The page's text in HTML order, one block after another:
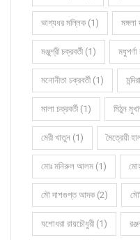
ভাগ্যধর মল্লিক (1)
মঞ্জুশ্রী চক্রবর্তী (1)
মনোনীতা চক্রবর্তী (1)
মালা চক্রবর্তী (1) মিঠুন
মেরী খাতুন (1) মৈত্রেয়ী
মোঃ মনিরুল আলম (1)
মৌ দাশগুপ্ত আদক (2)
যশোধরা রায়চৌধুরী (1)